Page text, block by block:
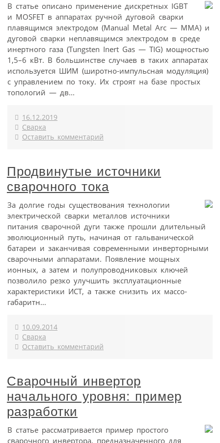
В статье описано применение дискретных IGBT
и MOSFET в аппаратах ручной дуговой сварки
плавящимся электродом (Manual Metal Arc — MMA) и
дуговой сварки неплавящимся электродом в среде
инертного газа (Tungsten Inert Gas — TIG) мощностью
1,5–6 кВт. В большинстве случаев в таких аппаратах
используется ШИМ (широтно-импульсная модуляция)
с управлением по току. Их строят на базе простых
топологий — дв...
16.12.2019
Сварка
Оставить комментарий
Продвинутые источники
сварочного тока
За долгие годы существования технологии
электрической сварки металлов источники
питания сварочной дуги также прошли длительный
эволюционный путь, начиная от гальванической
батареи и заканчивая современными инверторными
сварочными аппаратами. Появление мощных
ионных, а затем и полупроводниковых ключей
позволило резко улучшить эксплуатационные
характеристики ИСТ, а также снизить их массо-
габаритн...
10.09.2014
Сварка
Оставить комментарий
Сварочный инвертор
начального уровня: пример
разработки
В статье рассматривается пример простого
сварочного инвертора, предназначенного для